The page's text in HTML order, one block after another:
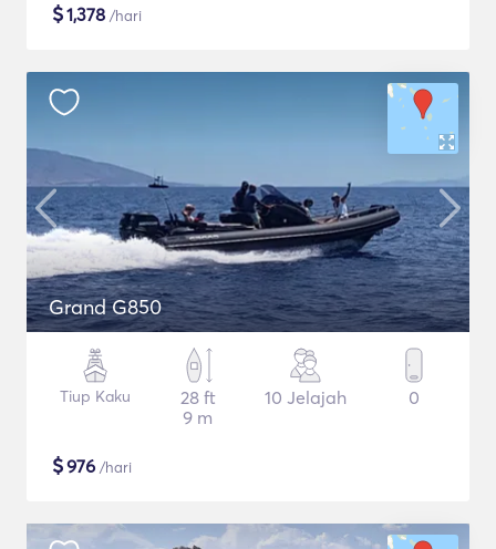
$1,378 /hari
Grand G850
Tiup Kaku
28 ft
9 m
10 Jelajah 0
$976 /hari